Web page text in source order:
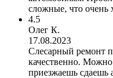
сложные, что очень
4.5
Олег К.
17.08.2023
Слесарный ремонт
качественно. Можно
приезжаешь сдаешь